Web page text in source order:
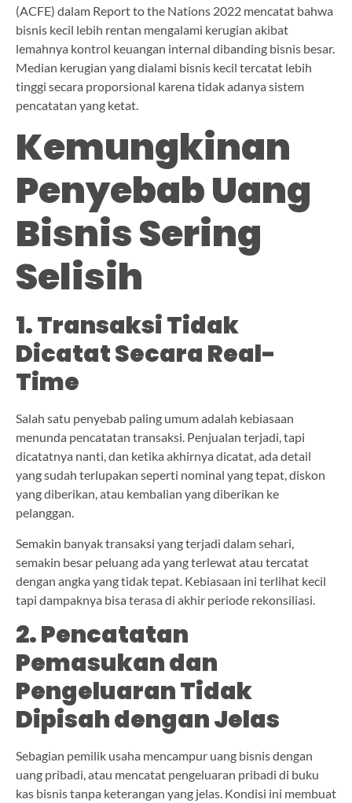
(ACFE) dalam Report to the Nations 2022 mencatat bahwa
bisnis kecil lebih rentan mengalami kerugian akibat
lemahnya kontrol keuangan internal dibanding bisnis besar.
Median kerugian yang dialami bisnis kecil tercatat lebih
tinggi secara proporsional karena tidak adanya sistem
pencatatan yang ketat.
Kemungkinan
Penyebab Uang
Bisnis Sering
Selisih
1. Transaksi Tidak
Dicatat Secara Real-
Time
Salah satu penyebab paling umum adalah kebiasaan
menunda pencatatan transaksi. Penjualan terjadi, tapi
dicatatnya nanti, dan ketika akhirnya dicatat, ada detail
yang sudah terlupakan seperti nominal yang tepat, diskon
yang diberikan, atau kembalian yang diberikan ke
pelanggan.
Semakin banyak transaksi yang terjadi dalam sehari,
semakin besar peluang ada yang terlewat atau tercatat
dengan angka yang tidak tepat. Kebiasaan ini terlihat kecil
tapi dampaknya bisa terasa di akhir periode rekonsiliasi.
2. Pencatatan
Pemasukan dan
Pengeluaran Tidak
Dipisah dengan Jelas
Sebagian pemilik usaha mencampur uang bisnis dengan
uang pribadi, atau mencatat pengeluaran pribadi di buku
kas bisnis tanpa keterangan yang jelas. Kondisi ini membuat